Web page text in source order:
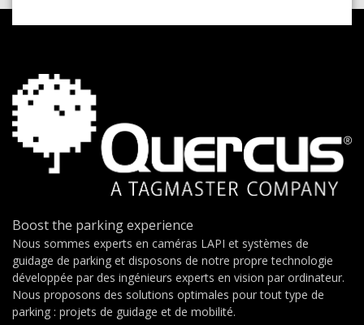
Boost the parking experience
Nous sommes experts en caméras LAPI et systèmes de
guidage de parking et disposons de notre propre technologie
développée par des ingénieurs experts en vision par ordinateur.
Nous proposons des solutions optimales pour tout type de
parking : projets de guidage et de mobilité.